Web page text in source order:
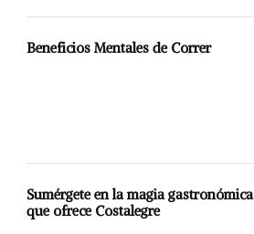
Beneficios Mentales de Correr
Sumérgete en la magia gastronómica
que ofrece Costalegre